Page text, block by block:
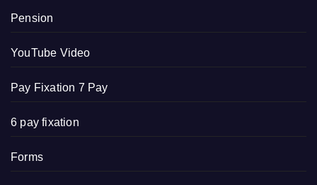
Pension
YouTube Video
Pay Fixation 7 Pay
6 pay fixation
Forms